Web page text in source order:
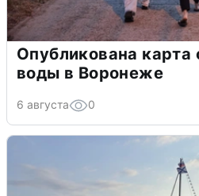
Опубликована карта
воды в Воронеже
6 августа 0